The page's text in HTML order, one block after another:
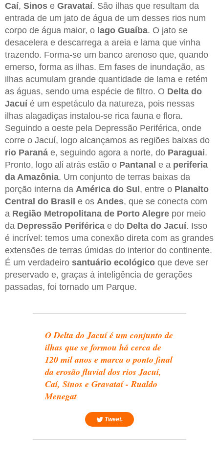
Caí, Sinos e Gravataí. São ilhas que resultam da
entrada de um jato de água de um desses rios num
corpo de água maior, o lago Guaíba. O jato se
desacelera e descarrega a areia e lama que vinha
trazendo. Forma-se um banco arenoso que, quando
emerso, forma as ilhas. Em fases de inundação, as
ilhas acumulam grande quantidade de lama e retém
as águas, sendo uma espécie de filtro. O Delta do
Jacuíé um espetáculo da natureza, pois nessas
ilhas alagadiças instalou-se rica fauna e flora.
Seguindo a oeste pela Depressão Periférica, onde
corre o Jacuí, logo alcançamos as regiões baixas do
rio Paraná e, seguindo agora a norte, do Paraguai.
Pronto, logo ali atrás estão o Pantanal e a periferia
da Amazônia. Um conjunto de terras baixas da
porção interna da América do Sul, entre o Planalto
Central do Brasil e os Andes, que se conecta com
a Região Metropolitana de Porto Alegre por meio
da Depressão Periférica e do Delta do Jacuí. Isso
é incrível: temos uma conexão direta com as grandes
extensões de terras úmidas do interior do continente.
É um verdadeiro santuário ecológico que deve ser
preservado e, graças à inteligência de gerações
passadas, foi tornado um Parque.
O Delta do Jacuí é um conjunto de
ilhas que se formou há cerca de
120 mil anos e marca o ponto final
da erosão fluvial dos rios Jacuí,
Caí, Sinos e Gravataí - Rualdo
Menegat
Tweet.